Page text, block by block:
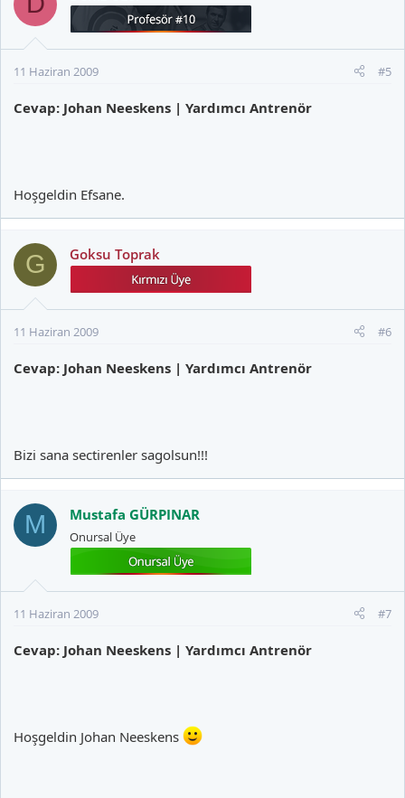
11 Haziran 2009 #5
Cevap: Johan Neeskens | Yardımcı Antrenör
Hoşgeldin Efsane.
G Goksu Toprak
11 Haziran 2009 #6
Cevap: Johan Neeskens | Yardımcı Antrenör
Bizi sana sectirenler sagolsun!!!
M Mustafa GÜRPINAR
Onursal Üye
11 Haziran 2009 #7
Cevap: Johan Neeskens | Yardımcı Antrenör
Hoşgeldin Johan Neeskens